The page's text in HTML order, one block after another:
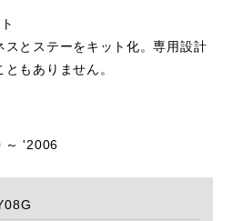
スとステーをキット化。専用設計
もありません。
～ '2006